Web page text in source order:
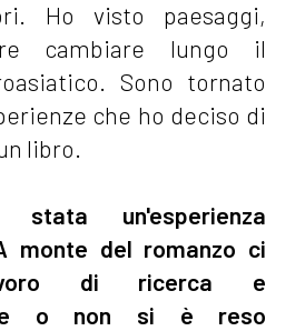
Ho visto paesaggi,
cambiare lungo il
Sono tornato
che ho deciso di
libro.
stata un'esperienza
monte del romanzo ci
di ricerca e
o non si è reso